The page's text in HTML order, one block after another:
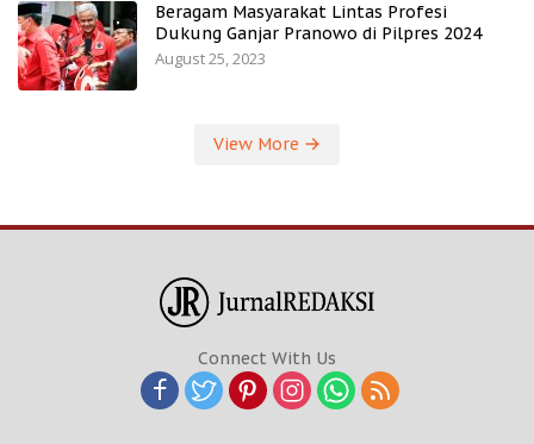
Beragam Masyarakat Lintas Profesi
Dukung Ganjar Pranowo di Pilpres 2024
August 25, 2023
View More
Connect With Us